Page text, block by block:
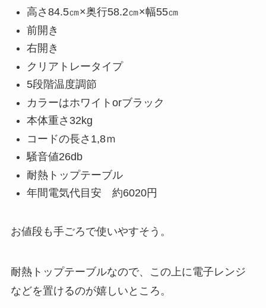
高さ84.5㎝×奥行58.2㎝×幅55㎝
前開き
右開き
クリアトレータイプ
5段階温度調節
カラーはホワイトorブラック
本体重さ32kg
コードの長さ1,8ｍ
騒音値26db
耐熱トップテーブル
年間電気代目安 約6020円
お値段も手ごろで使いやすそう。
耐熱トップテーブルなので、この上に電子レンジ
などを置けるのが嬉しいところ。